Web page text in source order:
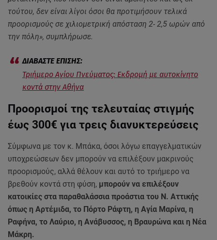
τούτου, δεν είναι λίγοι όσοι θα προτιμήσουν τελικά
προορισμούς σε χιλιομετρική απόσταση 2- 2,5 ωρών από
την πόλη», συμπλήρωσε.
Τριήμερο Αγίου Πνεύματος: Εκδρομή με αυτοκίνητο
κοντά στην Αθήνα
Προορισμοί της τελευταίας στιγμής
έως 300€ για τρεις διανυκτερεύσεις
Σύμφωνα με τον κ. Μπάκα, όσοι λόγω επαγγελματικών
υποχρεώσεων δεν μπορούν να επιλέξουν μακρινούς
προορισμούς, αλλά θέλουν και αυτό το τριήμερο να
βρεθούν κοντά στη φύση, μπορούν να επιλέξουν
κατοικίες στα παραθαλάσσια προάστια του Ν. Αττικής
όπως η Αρτέμιδα, το Πόρτο Ράφτη, η Αγία Μαρίνα, η
Ραφήνα, το Λαύριο, η Ανάβυσσος, η Βραυρώνα και η Νέα
Μάκρη.